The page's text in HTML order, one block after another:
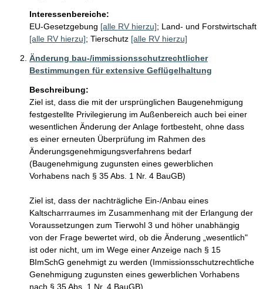
Interessenbereiche:
EU-Gesetzgebung [alle RV hierzu]; Land- und Forstwirtschaft
[alle RV hierzu]; Tierschutz [alle RV hierzu]
Änderung bau-/immissionsschutzrechtlicher
Bestimmungen für extensive Geflügelhaltung
Beschreibung:
Ziel ist, dass die mit der ursprünglichen Baugenehmigung
festgestellte Privilegierung im Außenbereich auch bei einer
wesentlichen Änderung der Anlage fortbesteht, ohne dass
es einer erneuten Überprüfung im Rahmen des
Änderungsgenehmigungsverfahrens bedarf
(Baugenehmigung zugunsten eines gewerblichen
Vorhabens nach § 35 Abs. 1 Nr. 4 BauGB)
Ziel ist, dass der nachträgliche Ein-/Anbau eines
Kaltscharrraumes im Zusammenhang mit der Erlangung der
Voraussetzungen zum Tierwohl 3 und höher unabhängig
von der Frage bewertet wird, ob die Änderung „wesentlich"
ist oder nicht, um im Wege einer Anzeige nach § 15
BImSchG genehmigt zu werden (Immissionsschutzrechtliche
Genehmigung zugunsten eines gewerblichen Vorhabens
nach § 35 Abs. 1 Nr. 4 BauGB)